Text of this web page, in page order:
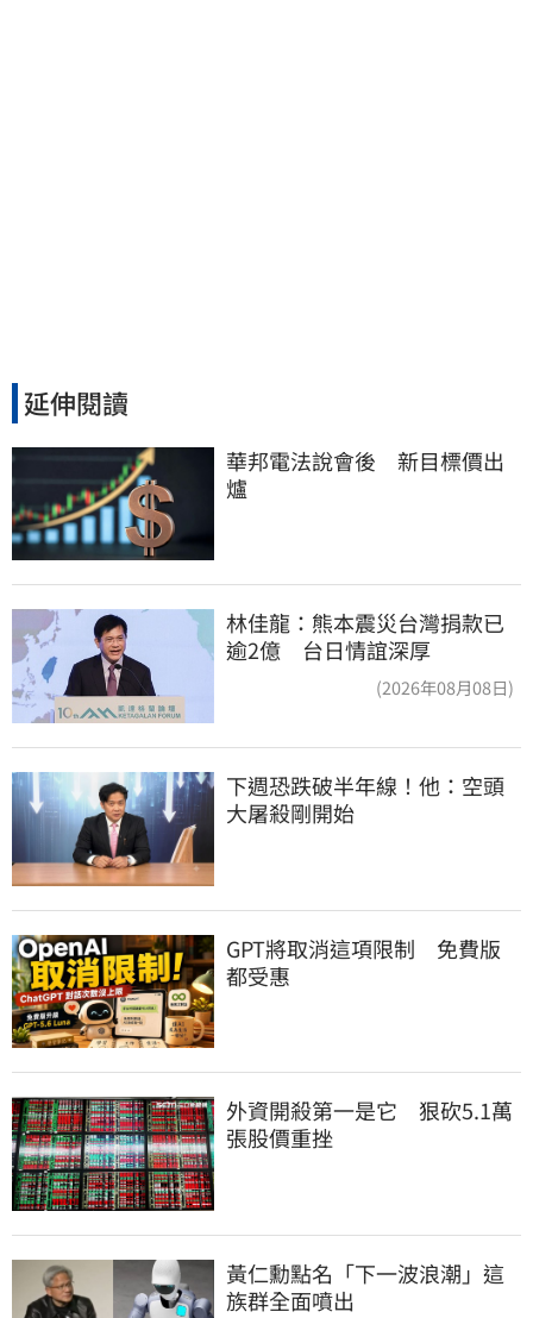
延伸閱讀
華邦電法說會後　新目標價出
爐
林佳龍：熊本震災台灣捐款已
逾2億 台日情誼深厚
(2026年08月08日)
下週恐跌破半年線！他：空頭
大屠殺剛開始
GPT將取消這項限制　免費版
都受惠
外資開殺第一是它　狠砍5.1萬
張股價重挫
黃仁勳點名「下一波浪潮」這
族群全面噴出